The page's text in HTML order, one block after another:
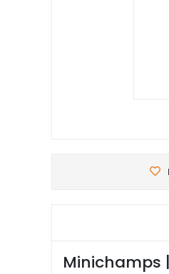
Minichamps